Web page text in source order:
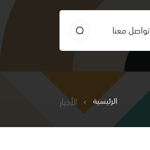
تواصل معنا
الرئيسية الأخبار